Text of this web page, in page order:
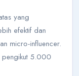
yang
efektif dan
micro-influencer.
pengikut 5.000